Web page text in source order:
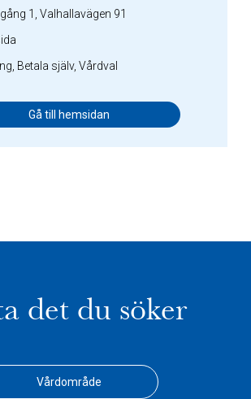
1, Valhallavägen 91
Betala själv, Vårdval
Gå till hemsidan
det du söker
Vårdområde